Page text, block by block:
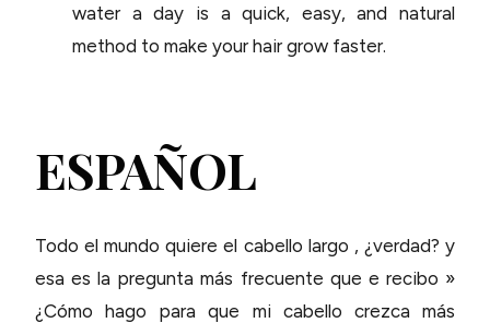
water a day is a quick, easy, and natural
method to make your hair grow faster.
ESPAÑOL
Todo el mundo quiere el cabello largo , ¿verdad? y
esa es la pregunta más frecuente que e recibo »
¿Cómo hago para que mi cabello crezca más